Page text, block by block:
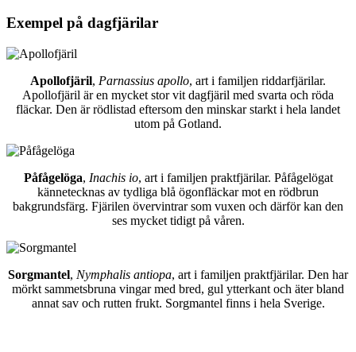
Exempel på dagfjärilar
Apollofjäril, Parnassius apollo, art i familjen riddarfjärilar.
Apollofjäril är en mycket stor vit dagfjäril med svarta och röda
fläckar. Den är rödlistad eftersom den minskar starkt i hela landet
utom på Gotland.
Påfågelöga, Inachis io, art i familjen praktfjärilar. Påfågelögat
kännetecknas av tydliga blå ögonfläckar mot en rödbrun
bakgrundsfärg. Fjärilen övervintrar som vuxen och därför kan den
ses mycket tidigt på våren.
Sorgmantel, Nymphalis antiopa, art i familjen praktfjärilar. Den har
mörkt sammetsbruna vingar med bred, gul ytterkant och äter bland
annat sav och rutten frukt. Sorgmantel finns i hela Sverige.